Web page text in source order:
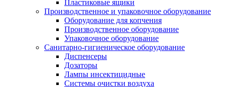
Пластиковые ящики
Производственное и упаковочное оборудование
Оборудование для копчения
Производственное оборудование
Упаковочное оборудование
Санитарно-гигиеническое оборудование
Диспенсеры
Дозаторы
Лампы инсектицидные
Системы очистки воздуха